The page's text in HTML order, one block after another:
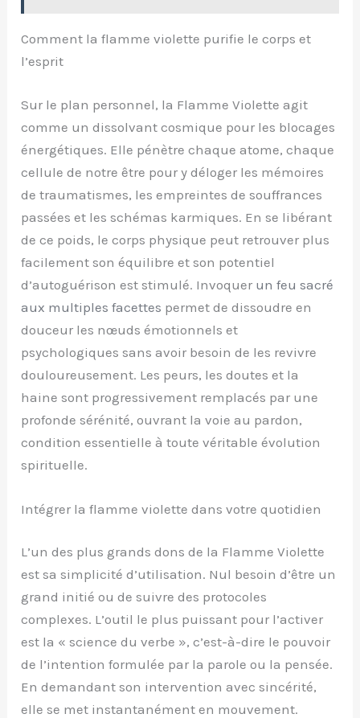
Comment la flamme violette purifie le corps et
l’esprit
Sur le plan personnel, la Flamme Violette agit
comme un dissolvant cosmique pour les blocages
énergétiques. Elle pénètre chaque atome, chaque
cellule de notre être pour y déloger les mémoires
de traumatismes, les empreintes de souffrances
passées et les schémas karmiques. En se libérant
de ce poids, le corps physique peut retrouver plus
facilement son équilibre et son potentiel
d’autoguérison est stimulé. Invoquer un feu sacré
aux multiples facettes permet de dissoudre en
douceur les nœuds émotionnels et
psychologiques sans avoir besoin de les revivre
douloureusement. Les peurs, les doutes et la
haine sont progressivement remplacés par une
profonde sérénité, ouvrant la voie au pardon,
condition essentielle à toute véritable évolution
spirituelle.
Intégrer la flamme violette dans votre quotidien
L’un des plus grands dons de la Flamme Violette
est sa simplicité d’utilisation. Nul besoin d’être un
grand initié ou de suivre des protocoles
complexes. L’outil le plus puissant pour l’activer
est la « science du verbe », c’est-à-dire le pouvoir
de l’intention formulée par la parole ou la pensée.
En demandant son intervention avec sincérité,
elle se met instantanément en mouvement.